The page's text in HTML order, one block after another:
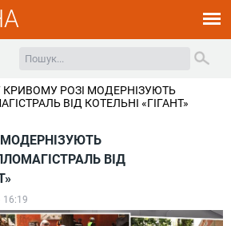
КРИВОМУ РОЗІ МОДЕРНІЗУЮТЬ
ВІД КОТЕЛЬНІ «ГІГАНТ»
ВІД
16:19